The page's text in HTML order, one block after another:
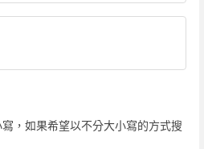
，如果希望以不分大小寫的方式搜